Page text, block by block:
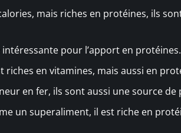
mais riches en protéines, ils
pour l’apport en protéines.
riches en vitamines, mais aussi en
en fer, ils sont aussi une source de
un superaliment, il est riche en